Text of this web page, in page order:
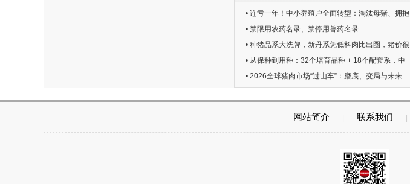
• 连亏一年！中小养殖户全面转型：淘汰母猪、拥抱
• 禁限用农药名录、禁停用兽药名录
• 种猪品系大洗牌，新丹系凭低料肉比出圈，猪价很
• 从保种到用种：32个培育品种 + 18个配套系，中
• 2026全球猪肉市场“过山车”：磨底、变局与未来
网站简介 联系我们